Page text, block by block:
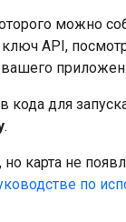
можно
ключ API,
вашего
кода для
.
карта не
по